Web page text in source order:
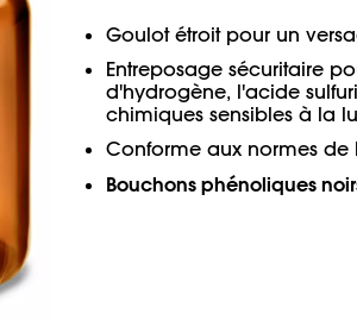
Goulot étroit pour un
Entreposage sécuritaire
d'hydrogène, l'acide
chimiques sensibles à la
Conforme aux normes de
Bouchons phénoliques